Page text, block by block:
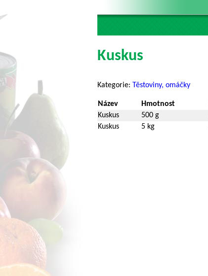
Kuskus
Kategorie: Těstoviny, omáčky
Název Hmotnost
Kuskus
500 g
Kuskus
5 kg